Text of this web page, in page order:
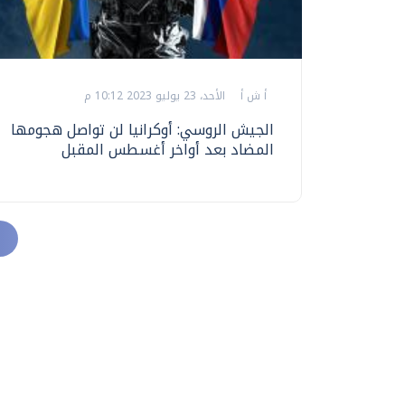
أ ش أ الأحد، 23 يوليو 2023 10:12 م
الجيش الروسي: أوكرانيا لن تواصل هجومها
المضاد بعد أواخر أغسطس المقبل